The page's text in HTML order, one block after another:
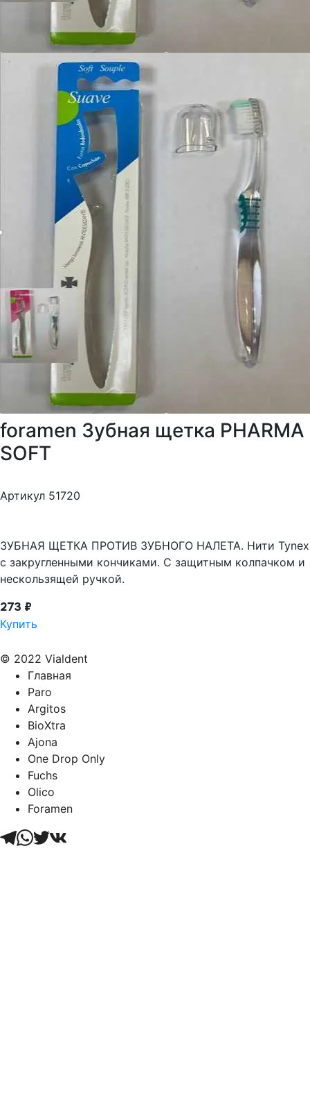
foramen Зубная щетка PHARMA
SOFT
Артикул 51720
ЗУБНАЯ ЩЕТКА ПРОТИВ ЗУБНОГО НАЛЕТА. Нити Tynex
с закругленными кончиками. С защитным колпачком и
нескользящей ручкой.
273 ₽
Купить
© 2022 Vialdent
Главная
Paro
Argitos
BioXtra
Ajona
One Drop Only
Fuchs
Olico
Foramen